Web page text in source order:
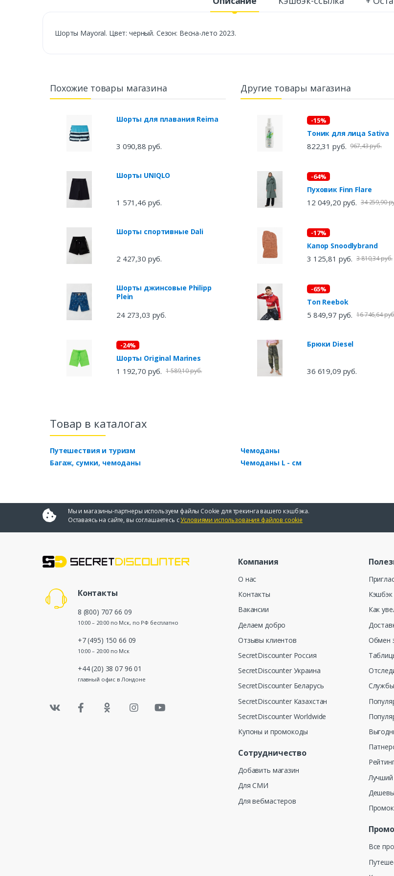
Шорты Mayoral. Цвет: черный. Сезон: Весна-лето 2023.
Похожие товары магазина
Шорты для плавания Reima
3 090,88 руб.
Шорты UNIQLO
1 571,46 руб.
Шорты спортивные Dali
2 427,30 руб.
Шорты джинсовые Philipp
Plein
24 273,03 руб.
-24%
Шорты Original Marines
1 192,70 руб. 1 589,10 руб.
Другие товары магазина
-15%
Тоник для лица Sativa
822,31 руб. 967,43 руб.
-64%
Пуховик Finn Flare
12 049,20 руб. 34 259,90
-17%
Капор Snoodlybrand
3 125,81 руб. 3 810,34 руб.
-65%
Топ Reebok
5 849,97 руб. 16 746,64
Брюки Diesel
36 619,09 руб.
Товар в каталогах
Путешествия и туризм
Багаж, сумки, чемоданы
Чемоданы
Чемоданы L - см
Мы и магазины-партнеры используем файлы Cookie для трекинга вашего кэшбэка.
Оставаясь на сайте, вы соглашаетесь сУсловиями использования файлов cookie
Контакты
8 (800) 707 66 09
10:00 – 20:00 по Мск, по РФ бесплатно
+7 (495) 150 66 09
10:00 – 20:00 по Мск
+44 (20) 38 07 96 01
главный офис в Лондоне
Компания
О нас
Контакты
Вакансии
Делаем добро
Отзывы клиентов
SecretDiscounter Россия
SecretDiscounter Украина
SecretDiscounter Беларусь
SecretDiscounter Казахстан
SecretDiscounter Worldwide
Купоны и промокоды
Сотрудничество
Добавить магазин
Для СМИ
Для вебмастеров
Кэшбэк
Как
Обмен
Лучший
Все